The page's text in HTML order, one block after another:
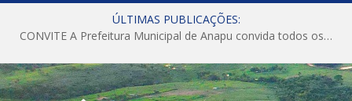
ÚLTIMAS PUBLICAÇÕES:
CONVITE A Prefeitura Municipal de Anapu convida todos os servidores públicos municipais para participarem da Audiência Pública de discussão da Lei de Diretrizes Orçamentárias (LDO), importante instrumento de planejamento das ações e investimentos da Administração Pública para o próximo exercício financeiro.